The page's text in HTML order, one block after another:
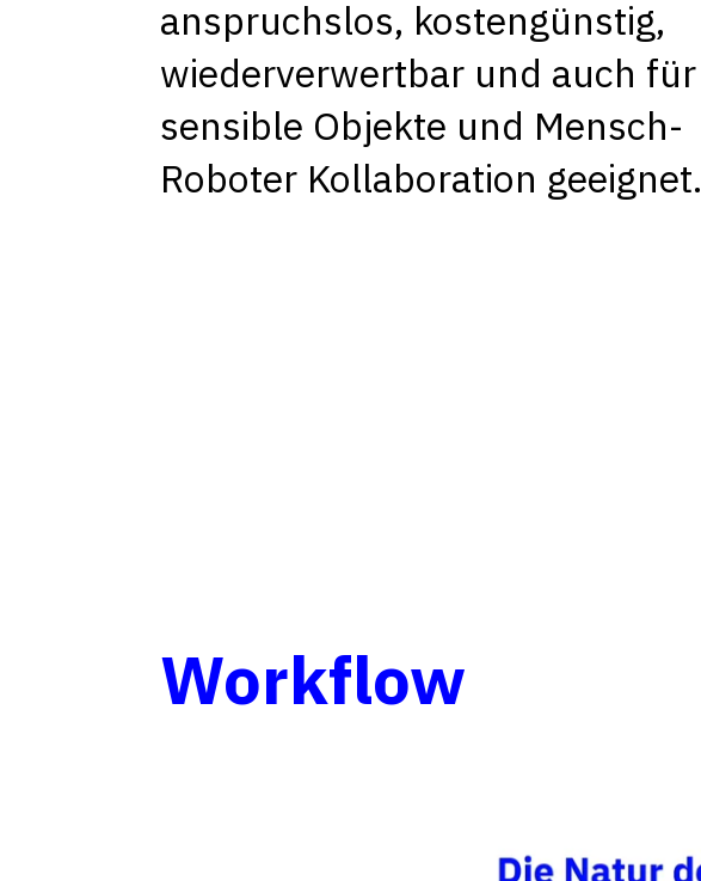
anspruchslos, kostengünstig,
wiederverwertbar und auch für
sensible Objekte und Mensch-
Roboter Kollaboration geeignet.
Workflow